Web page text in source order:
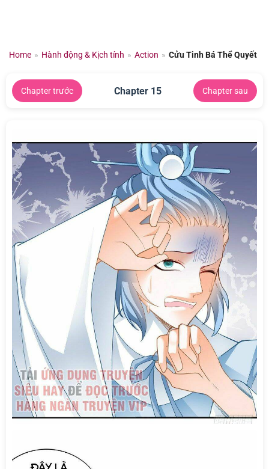
dungHome » Hành động & Kịch tính » Action » Cửu Tinh Bá Thể Quyết
Chapter trước Chapter 15 Chapter sau